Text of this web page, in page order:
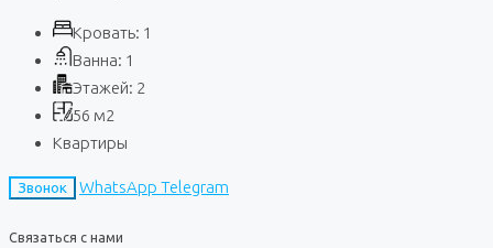
Кровать: 1
Ванна: 1
Этажей: 2
56 м2
Квартиры
Звонок WhatsApp Telegram
Связаться с нами